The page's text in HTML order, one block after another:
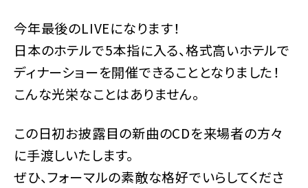
今年最後のLIVEになります！
日本のホテルで5本指に入る、格式高いホテルで
ディナーショーを開催できることとなりました！
こんな光栄なことはありません。
この日初お披露目の新曲のCDを来場者の方々
に手渡しいたします。
ぜひ、フォーマルの素敵な格好でいらしてくださ